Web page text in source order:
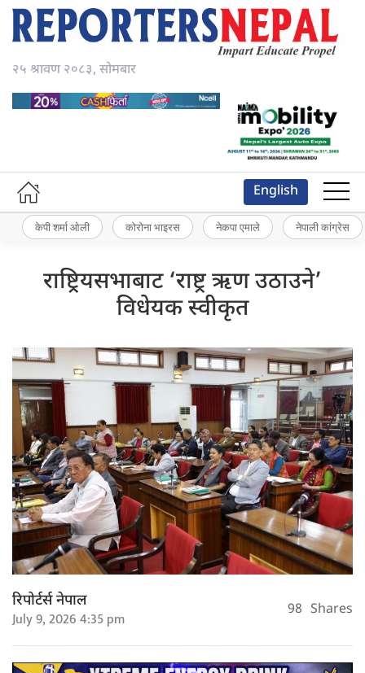
२५ श्रावण २०८३, सोमबार
English
केपी शर्मा ओली कोरोना भाइरस नेकपा एमाले नेपाली कांग्रेस
राष्ट्रियसभाबाट ‘राष्ट्र ऋण उठाउने’
विधेयक स्वीकृत
रिपोर्टर्स नेपाल
July 9, 2026 4:35 pm 98 Shares